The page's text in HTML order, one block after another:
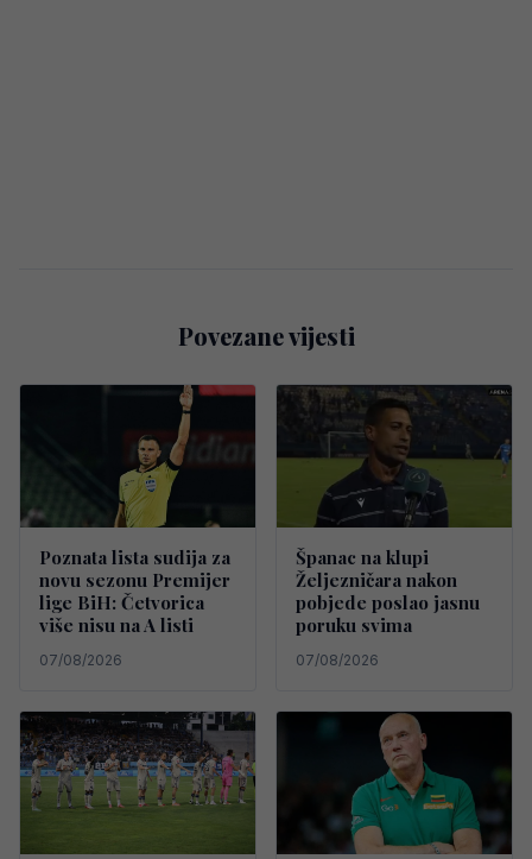
Povezane vijesti
Poznata lista sudija za
novu sezonu Premijer
lige BiH: Četvorica
više nisu na A listi
07/08/2026
Španac na klupi
Željezničara nakon
pobjede poslao jasnu
poruku svima
07/08/2026